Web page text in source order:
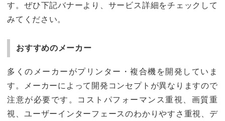
す。ぜひ下記バナーより、サービス詳細をチェックして
みてください。
おすすめのメーカー
多くのメーカーがプリンター・複合機を開発していま
す。メーカーによって開発コンセプトが異なりますので
注意が必要です。コストパフォーマンス重視、画質重
視、ユーザーインターフェースのわかりやすさ重視、デ